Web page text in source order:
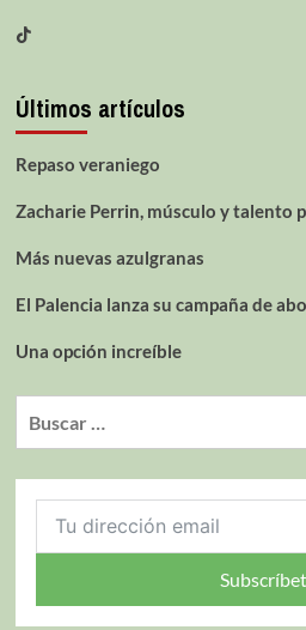
Últimos artículos
Repaso veraniego
Zacharie Perrin, músculo y talento
Más nuevas azulgranas
El Palencia lanza su campaña de
Una opción increíble